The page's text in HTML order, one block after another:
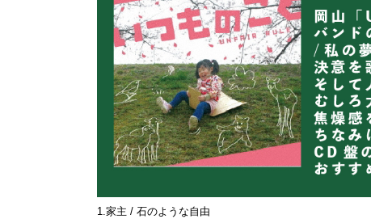
1.家主 / 石のような自由